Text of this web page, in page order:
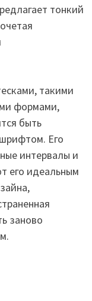
тонкий
такими
формами,
быть
Его
интервалы и
его идеальным
заново